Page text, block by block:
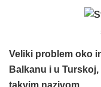
Veliki problem oko
Balkanu i u
takvim nazivom.